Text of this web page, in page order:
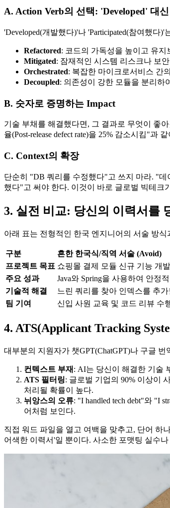
A. Action Verb의 선택: 'Developed' 대
'Developed(개발했다)'나 'Participated(참여했
Refactored: 코드의 가독성을 높이고 유
Mitigated: 잠재적인 시스템 리스크나 보
Orchestrated: 복잡한 마이크로서비스 간
Decoupled: 의존성이 강한 모듈을 분리하
B. 숫자로 증명하는 Impact
기술 부채를 해결했다면, 그 결과로 무엇이 좋
율(Post-release defect rate)을 25% 감소시킴"과
C. Context의 확장
단순히 "DB 쿼리를 수정했다"고 쓰지 마라. "
했다"고 써야 한다. 이것이 바로 글로벌 빅테크
3. 실전 비교: 당신의 이력서를
아래 표는 전형적인 한국 엔지니어의 서술 방
구분 흔한 한국식/직역 서술 (Avoid)
프로젝트 목표 쇼핑몰 결제 모듈 신규 기능 개발
주요 성과
Java와 Spring을 사용하여 안정
기술적 해결
느린 쿼리를 찾아 인덱스를 추
팀 기여
신입 사원 교육 및 코드 리뷰 수
4. ATS(Applicant Tracking
대부분의 지원자가 챗GPT(ChatGPT)나 구글
컨텍스트 부재 : AI는 당신이 해결한 기술
ATS 필터링: 글로벌 기업의 90% 이상이
처리될 확률이 높다.
뉘앙스의 오류: "I handled tech debt"와 "I
어처럼 보인다.
직접 워드 파일을 열고 여백을 맞추고, 단어 하
어색한 이력서'일 뿐이다. 사소한 포맷팅 실수